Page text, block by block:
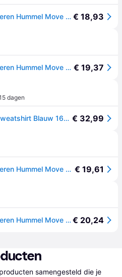
Katoenen sweater voor kinderen Hummel Move Grid - Bleu € 18,93
Katoenen sweater voor kinderen Hummel Move Grid - Bleu € 19,37
dagen
Hummel Move Grid Cotton Sweatshirt Blauw 164 cm Kinderen € 32,99
Katoenen sweater voor kinderen Hummel Move Grid - Bleu € 19,61
Katoenen sweater voor kinderen Hummel Move Grid - Bleu€ 20,24
samengesteld die je